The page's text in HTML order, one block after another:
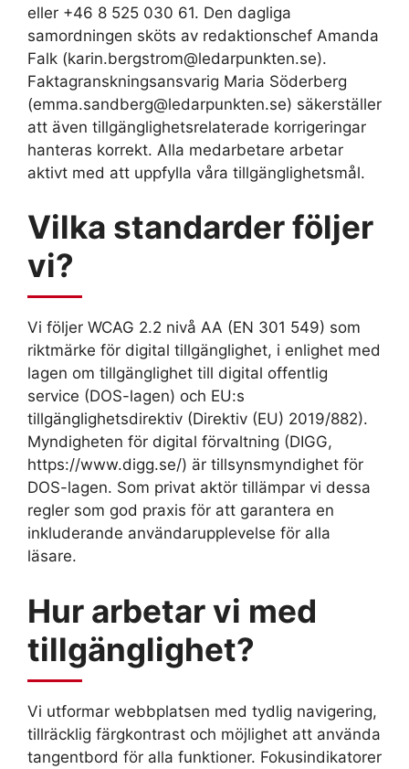
eller +46 8 525 030 61. Den dagliga
samordningen sköts av redaktionschef Amanda
Falk (karin.bergstrom@ledarpunkten.se).
Faktagranskningsansvarig Maria Söderberg
(emma.sandberg@ledarpunkten.se) säkerställer
att även tillgänglighetsrelaterade korrigeringar
hanteras korrekt. Alla medarbetare arbetar
aktivt med att uppfylla våra tillgänglighetsmål.
Vilka standarder följer
vi?
Vi följer WCAG 2.2 nivå AA (EN 301 549) som
riktmärke för digital tillgänglighet, i enlighet med
lagen om tillgänglighet till digital offentlig
service (DOS-lagen) och EU:s
tillgänglighetsdirektiv (Direktiv (EU) 2019/882).
Myndigheten för digital förvaltning (DIGG,
https://www.digg.se/) är tillsynsmyndighet för
DOS-lagen. Som privat aktör tillämpar vi dessa
regler som god praxis för att garantera en
inkluderande användarupplevelse för alla
läsare.
Hur arbetar vi med
tillgänglighet?
Vi utformar webbplatsen med tydlig navigering,
tillräcklig färgkontrast och möjlighet att använda
tangentbord för alla funktioner. Fokusindikatorer